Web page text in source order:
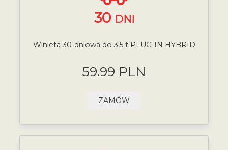
30 DNI
Winieta 30-dniowa do 3,5 t PLUG-IN HYBRID
59.99 PLN
ZAMÓW